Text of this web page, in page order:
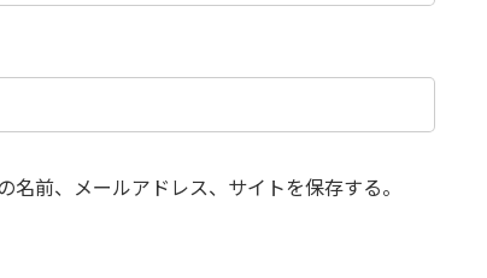
前、メールアドレス、サイトを保存する。